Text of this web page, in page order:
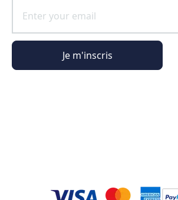
Je m'inscris